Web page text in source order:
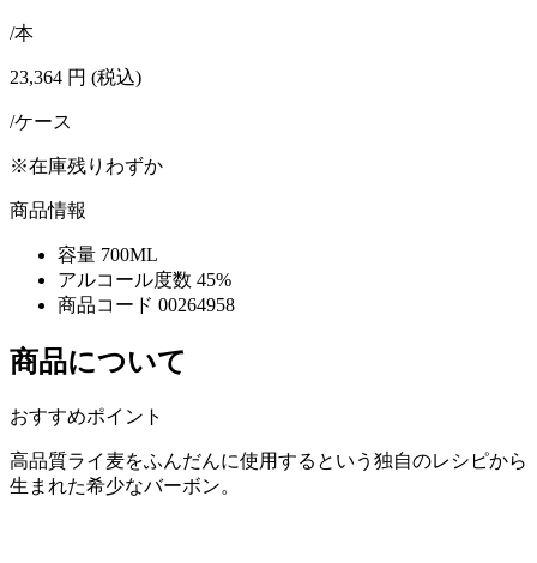
/本
23,364 円 (税込)
/ケース
※在庫残りわずか
商品情報
容量 700ML
アルコール度数 45%
商品コード 00264958
商品について
おすすめポイント
高品質ライ麦をふんだんに使用するという独自のレシピから
生まれた希少なバーボン。